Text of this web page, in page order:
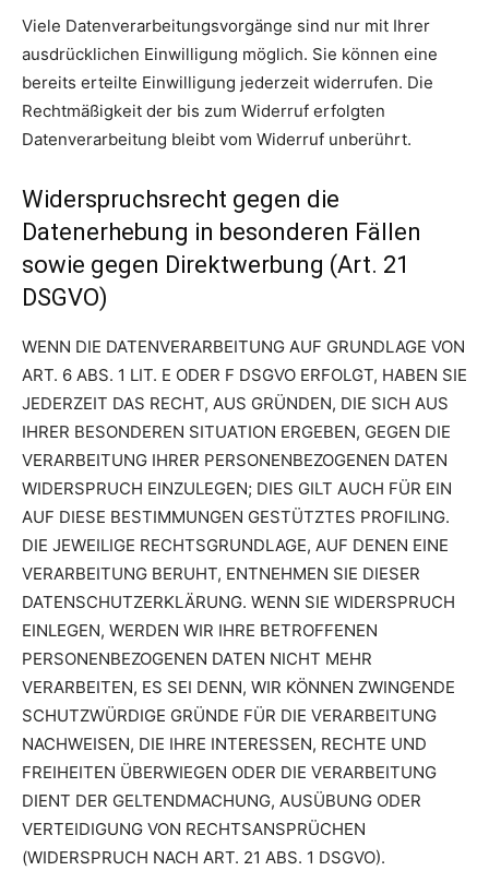
Viele Datenverarbeitungsvorgänge sind nur mit Ihrer
ausdrücklichen Einwilligung möglich. Sie können eine
bereits erteilte Einwilligung jederzeit widerrufen. Die
Rechtmäßigkeit der bis zum Widerruf erfolgten
Datenverarbeitung bleibt vom Widerruf unberührt.
Widerspruchsrecht gegen die
Datenerhebung in besonderen Fällen
sowie gegen Direktwerbung (Art. 21
DSGVO)
WENN DIE DATENVERARBEITUNG AUF GRUNDLAGE VON
ART. 6 ABS. 1 LIT. E ODER F DSGVO ERFOLGT, HABEN SIE
JEDERZEIT DAS RECHT, AUS GRÜNDEN, DIE SICH AUS
IHRER BESONDEREN SITUATION ERGEBEN, GEGEN DIE
VERARBEITUNG IHRER PERSONENBEZOGENEN DATEN
WIDERSPRUCH EINZULEGEN; DIES GILT AUCH FÜR EIN
AUF DIESE BESTIMMUNGEN GESTÜTZTES PROFILING.
DIE JEWEILIGE RECHTSGRUNDLAGE, AUF DENEN EINE
VERARBEITUNG BERUHT, ENTNEHMEN SIE DIESER
DATENSCHUTZERKLÄRUNG. WENN SIE WIDERSPRUCH
EINLEGEN, WERDEN WIR IHRE BETROFFENEN
PERSONENBEZOGENEN DATEN NICHT MEHR
VERARBEITEN, ES SEI DENN, WIR KÖNNEN ZWINGENDE
SCHUTZWÜRDIGE GRÜNDE FÜR DIE VERARBEITUNG
NACHWEISEN, DIE IHRE INTERESSEN, RECHTE UND
FREIHEITEN ÜBERWIEGEN ODER DIE VERARBEITUNG
DIENT DER GELTENDMACHUNG, AUSÜBUNG ODER
VERTEIDIGUNG VON RECHTSANSPRÜCHEN
(WIDERSPRUCH NACH ART. 21 ABS. 1 DSGVO).